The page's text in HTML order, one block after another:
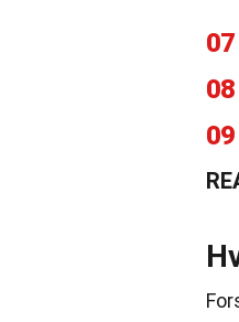
07
08
09